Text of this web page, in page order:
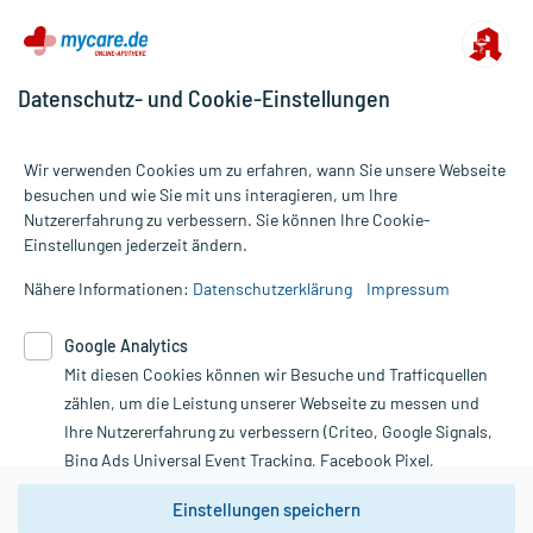
Alle Preise gelten inkl. MwSt., ggf. zzgl. Versandkosten
Informationen auf dieser Website werden ausschließlich für
die Untersuchung und Behandlung durch einen Arzt. Bitte
Therapien eingeleitet werden können. | Diese Webseite benutzt
Google Analytics. Lesen Sie bitte dazu die wichtigen Hinweise in
unserer Datenschutzerklärung. Für den Widerruf einer Bestellung
nutzen Sie das Formular:
Vertrag widerrufen
Datenschutz- und Cookie-Einstellungen
Wir verwenden Cookies um zu erfahren, wann Sie unsere Webseite
besuchen und wie Sie mit uns interagieren, um Ihre
Nutzererfahrung zu verbessern. Sie können Ihre Cookie-
Einstellungen jederzeit ändern.
Nähere Informationen: Datenschutzerklärung Impressum
Google Analytics
Mit diesen Cookies können wir Besuche und Trafficquellen
zählen, um die Leistung unserer Webseite zu messen und
Ihre Nutzererfahrung zu verbessern (Criteo, Google Signals,
Bing Ads Universal Event Tracking, Facebook Pixel,
Youtube-Social Plugin).
Einstellungen speichern